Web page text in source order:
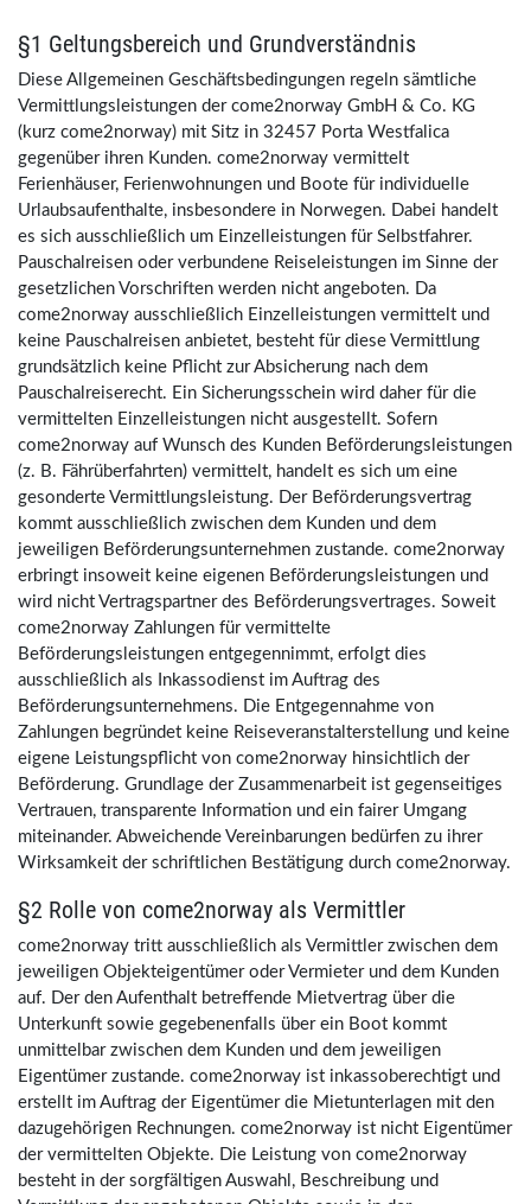
§1 Geltungsbereich und Grundverständnis
Diese Allgemeinen Geschäftsbedingungen regeln sämtliche
Vermittlungsleistungen der come2norway GmbH & Co. KG
(kurz come2norway) mit Sitz in 32457 Porta Westfalica
gegenüber ihren Kunden. come2norway vermittelt
Ferienhäuser, Ferienwohnungen und Boote für individuelle
Urlaubsaufenthalte, insbesondere in Norwegen. Dabei handelt
es sich ausschließlich um Einzelleistungen für Selbstfahrer.
Pauschalreisen oder verbundene Reiseleistungen im Sinne der
gesetzlichen Vorschriften werden nicht angeboten. Da
come2norway ausschließlich Einzelleistungen vermittelt und
keine Pauschalreisen anbietet, besteht für diese Vermittlung
grundsätzlich keine Pflicht zur Absicherung nach dem
Pauschalreiserecht. Ein Sicherungsschein wird daher für die
vermittelten Einzelleistungen nicht ausgestellt. Sofern
come2norway auf Wunsch des Kunden Beförderungsleistungen
(z. B. Fährüberfahrten) vermittelt, handelt es sich um eine
gesonderte Vermittlungsleistung. Der Beförderungsvertrag
kommt ausschließlich zwischen dem Kunden und dem
jeweiligen Beförderungsunternehmen zustande. come2norway
erbringt insoweit keine eigenen Beförderungsleistungen und
wird nicht Vertragspartner des Beförderungsvertrages. Soweit
come2norway Zahlungen für vermittelte
Beförderungsleistungen entgegennimmt, erfolgt dies
ausschließlich als Inkassodienst im Auftrag des
Beförderungsunternehmens. Die Entgegennahme von
Zahlungen begründet keine Reiseveranstalterstellung und keine
eigene Leistungspflicht von come2norway hinsichtlich der
Beförderung. Grundlage der Zusammenarbeit ist gegenseitiges
Vertrauen, transparente Information und ein fairer Umgang
miteinander. Abweichende Vereinbarungen bedürfen zu ihrer
Wirksamkeit der schriftlichen Bestätigung durch come2norway.
§2 Rolle von come2norway als Vermittler
come2norway tritt ausschließlich als Vermittler zwischen dem
jeweiligen Objekteigentümer oder Vermieter und dem Kunden
auf. Der den Aufenthalt betreffende Mietvertrag über die
Unterkunft sowie gegebenenfalls über ein Boot kommt
unmittelbar zwischen dem Kunden und dem jeweiligen
Eigentümer zustande. come2norway ist inkassoberechtigt und
erstellt im Auftrag der Eigentümer die Mietunterlagen mit den
dazugehörigen Rechnungen. come2norway ist nicht Eigentümer
der vermittelten Objekte. Die Leistung von come2norway
besteht in der sorgfältigen Auswahl, Beschreibung und